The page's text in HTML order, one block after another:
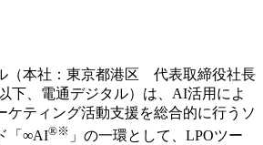
（本社：東京都港区 代表取締役社長
、電通デジタル）は、AI活用によ
ケティング活動支援を総合的に行うソ
「∞AI®※ 」の一環として、LPOツー